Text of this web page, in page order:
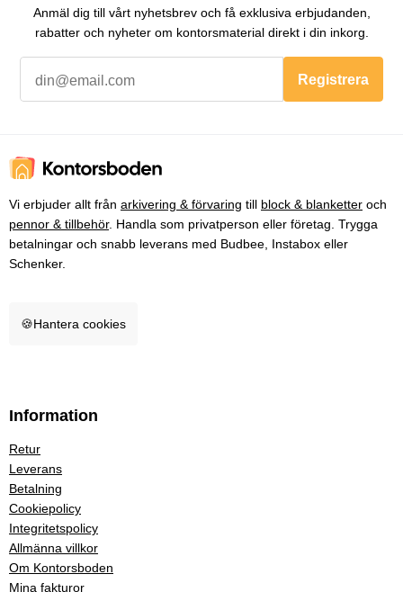
Anmäl dig till vårt nyhetsbrev och få exklusiva erbjudanden,
rabatter och nyheter om kontorsmaterial direkt i din inkorg.
Registrera
Vi erbjuder allt från arkivering & förvaring till block & blanketter och
pennor & tillbehör. Handla som privatperson eller företag. Trygga
betalningar och snabb leverans med Budbee, Instabox eller
Schenker.
🍪Hantera cookies
Information
Retur
Leverans
Betalning
Cookiepolicy
Integritetspolicy
Allmänna villkor
Om Kontorsboden
Mina fakturor